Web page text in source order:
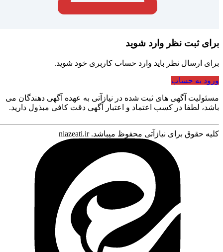
166
توافقی
مشاوره و خدمات مالی به همراه نرم
افزارهای تخصصی مالی
برای ثبت نظر وارد شوید
برای ارسال نظر باید وارد حساب کاربری خود شوید.
ورود به حساب
مسئولیت آگهی های ثبت شده در نیازآتی به عهده آگهی دهندگان می
باشد، لطفا در کسب اعتماد و اعتبار آگهی دقت کافی مبذول دارید.
کلیه حقوق برای نیازآتی محفوظ میباشد. niazeati.ir